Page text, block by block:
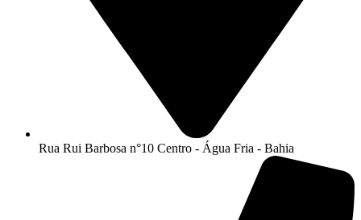
Rua Rui Barbosa n°10 Centro - Água Fria - Bahia